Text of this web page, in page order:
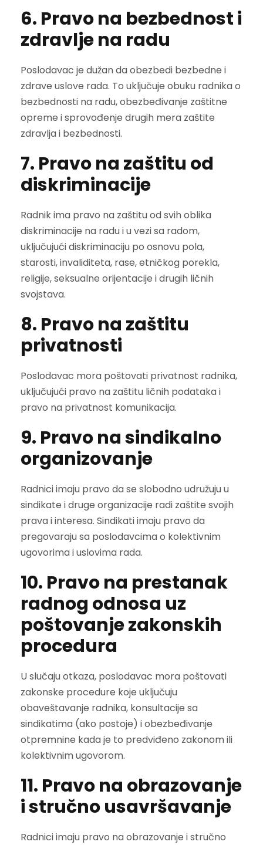
6. Pravo na bezbednost i
zdravlje na radu
Poslodavac je dužan da obezbedi bezbedne i
zdrave uslove rada. To uključuje obuku radnika o
bezbednosti na radu, obezbeđivanje zaštitne
opreme i sprovođenje drugih mera zaštite
zdravlja i bezbednosti.
7. Pravo na zaštitu od
diskriminacije
Radnik ima pravo na zaštitu od svih oblika
diskriminacije na radu i u vezi sa radom,
uključujući diskriminaciju po osnovu pola,
starosti, invaliditeta, rase, etničkog porekla,
religije, seksualne orijentacije i drugih ličnih
svojstava.
8. Pravo na zaštitu
privatnosti
Poslodavac mora poštovati privatnost radnika,
uključujući pravo na zaštitu ličnih podataka i
pravo na privatnost komunikacija.
9. Pravo na sindikalno
organizovanje
Radnici imaju pravo da se slobodno udružuju u
sindikate i druge organizacije radi zaštite svojih
prava i interesa. Sindikati imaju pravo da
pregovaraju sa poslodavcima o kolektivnim
ugovorima i uslovima rada.
10. Pravo na prestanak
radnog odnosa uz
poštovanje zakonskih
procedura
U slučaju otkaza, poslodavac mora poštovati
zakonske procedure koje uključuju
obaveštavanje radnika, konsultacije sa
sindikatima (ako postoje) i obezbeđivanje
otpremnine kada je to predviđeno zakonom ili
kolektivnim ugovorom.
11. Pravo na obrazovanje
i stručno usavršavanje
Radnici imaju pravo na obrazovanje i stručno